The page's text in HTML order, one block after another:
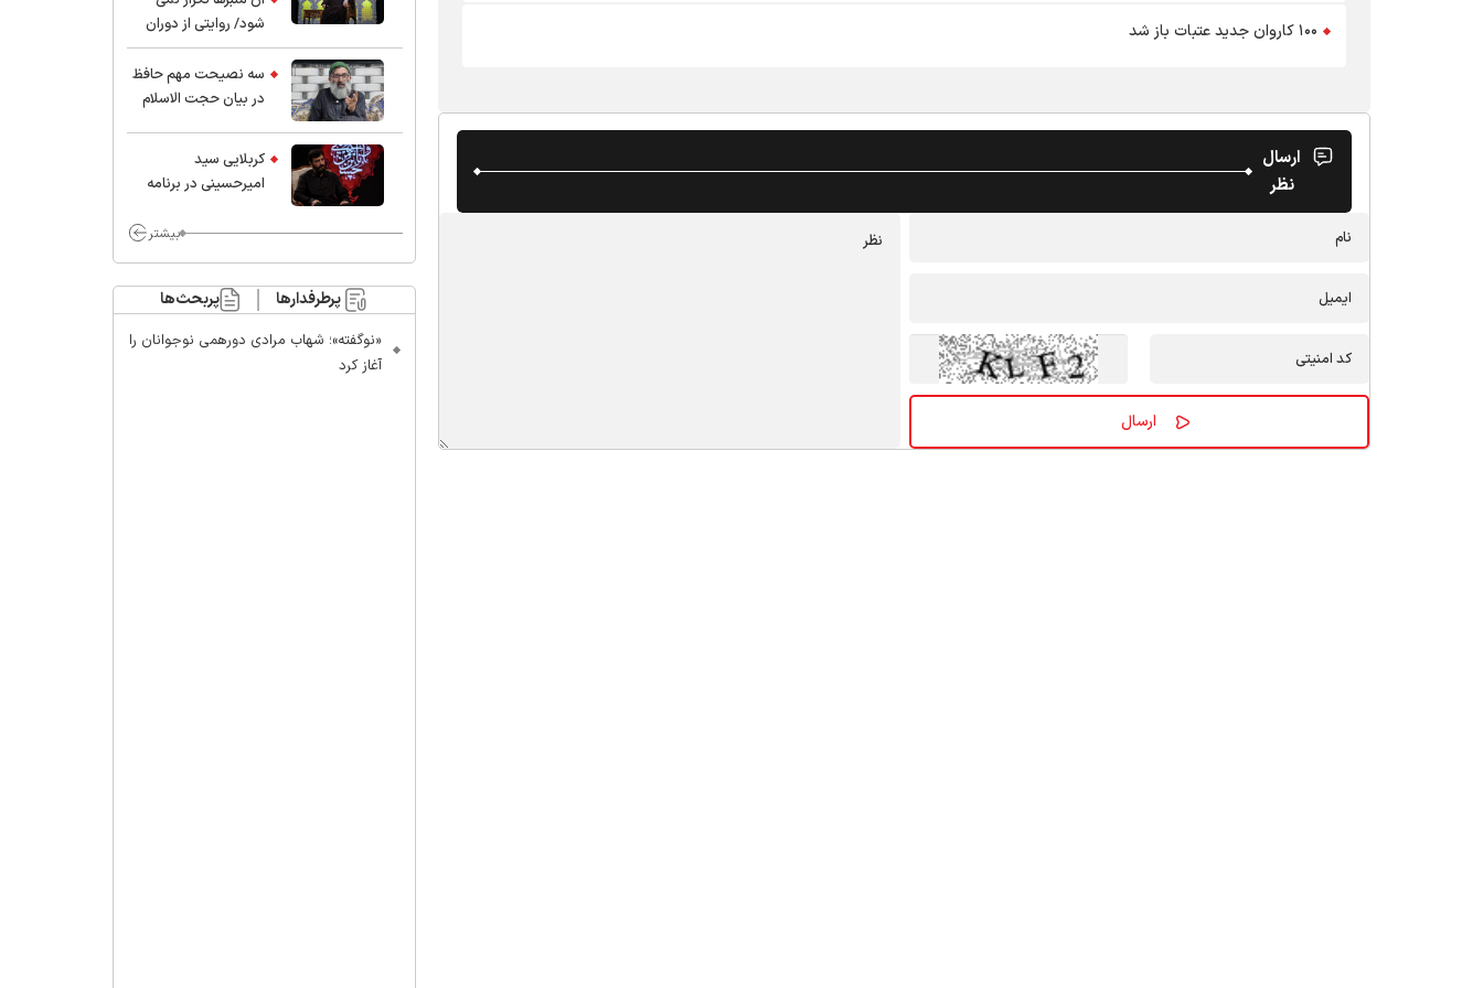
۱۰۰ کاروان جدید عتبات باز شد
ارسال
نظر
شود/ روایتی از دوران
کودکی و نوجوانی این
واعظ بزرگ و نویسنده و
پژوهشگر جهان اسلام
سه نصیحت مهم حافظ
در بیان حجت الاسلام
کربلایی سید
امیر‌حسینی در برنامه
محسن چاوشی چه
مراقب ماست/ مردم
دهن تفرقه افکنان بزنند
بیشتر
پرطرفدارها پربحث‌ها
«نوگفته»؛ شهاب مرادی دورهمی نوجوانان را
آغاز کرد